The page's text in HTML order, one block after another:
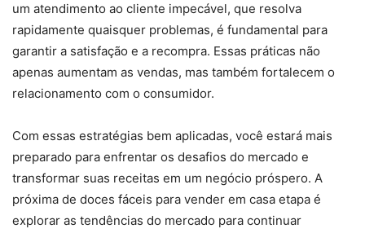
um atendimento ao cliente impecável, que resolva
rapidamente quaisquer problemas, é fundamental para
garantir a satisfação e a recompra. Essas práticas não
apenas aumentam as vendas, mas também fortalecem o
relacionamento com o consumidor.
Com essas estratégias bem aplicadas, você estará mais
preparado para enfrentar os desafios do mercado e
transformar suas receitas em um negócio próspero. A
próxima de doces fáceis para vender em casa etapa é
explorar as tendências do mercado para continuar